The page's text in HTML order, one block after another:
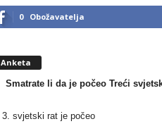
0 Obožavatelja
Anketa
Smatrate li da je počeo Treći
3. svjetski rat je počeo